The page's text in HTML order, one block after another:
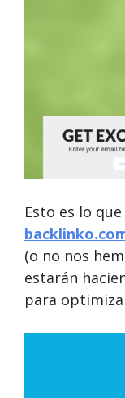
Esto es lo
(o no nos
estarán
para